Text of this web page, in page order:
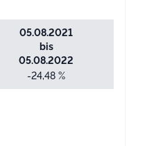
05.08.2021
bis
05.08.2022
-24,48 %